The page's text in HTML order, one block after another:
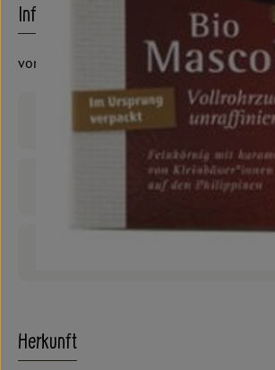
Info
von den Philippinen, Gepa Fair Trade
Produktinformationen
Herkunft